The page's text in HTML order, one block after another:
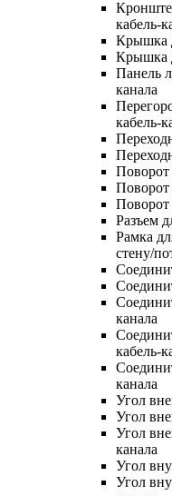
кабель-
Крышка
Крышка
Панель
канала
кабель-
Поворот
Поворот
Поворот
Разъем
Рамка
стену/
канала
кабель-
канала
Угол
Угол
Угол
канала
Угол
Угол